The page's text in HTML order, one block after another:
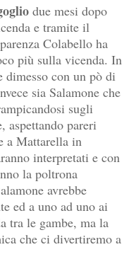
due mesi dopo
e tramite il
Colabello ha
più sulla vicenda. In
dimesso con un pò di
sia Salamone che
sugli
aspettando pareri
a Mattarella in
interpretati e con
la poltrona
avrebbe
ed a uno ad uno ai
tra le gambe, ma la
che ci divertiremo a